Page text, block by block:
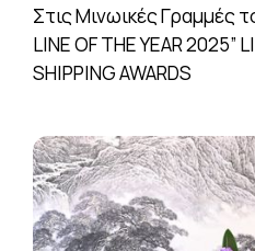
Στις Μινωικές Γραμμές
LINE OF THE YEAR 2025”
SHIPPING AWARDS